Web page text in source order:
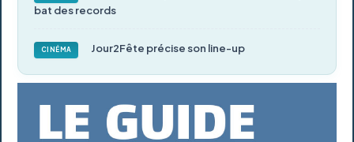
bat des records
CINÉMA Jour2Fête précise son line-up